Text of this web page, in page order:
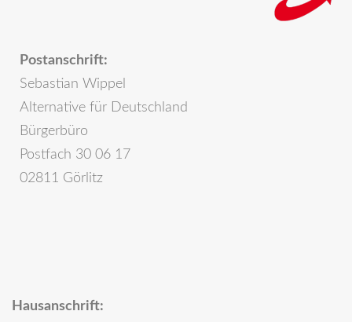
Postanschrift:
Sebastian Wippel
Alternative für Deutschland
Bürgerbüro
Postfach 30 06 17
02811 Görlitz
Hausanschrift: